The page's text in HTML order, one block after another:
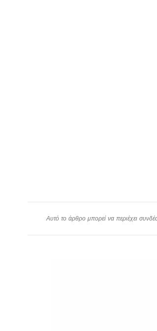
Αυτό το άρθρο μπορεί να περιέχει